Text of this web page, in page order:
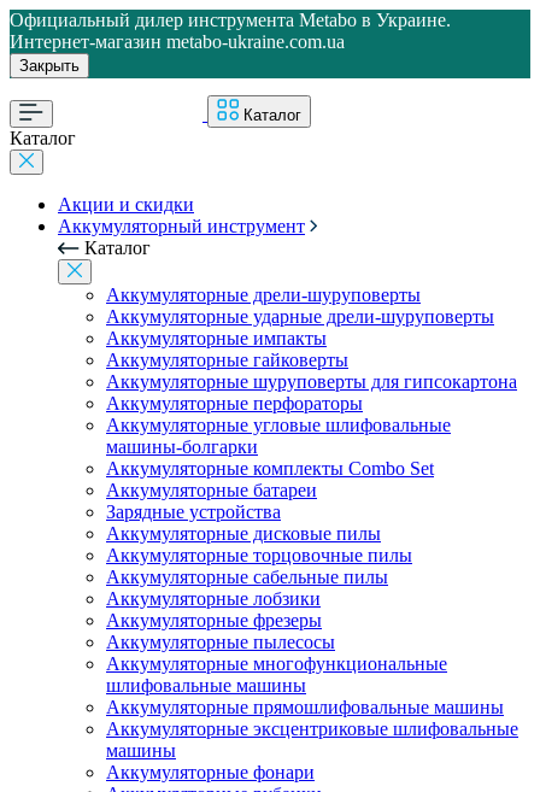
Официальный дилер инструмента Metabo в Украине.
Интернет-магазин metabo-ukraine.com.ua
Закрыть
Каталог
Каталог
Акции и скидки
Аккумуляторный инструмент
Каталог
Аккумуляторные дрели-шуруповерты
Аккумуляторные ударные дрели-шуруповерты
Аккумуляторные импакты
Аккумуляторные гайковерты
Аккумуляторные шуруповерты для гипсокартона
Аккумуляторные перфораторы
Аккумуляторные угловые шлифовальные
машины-болгарки
Аккумуляторные комплекты Combo Set
Аккумуляторные батареи
Зарядные устройства
Аккумуляторные дисковые пилы
Аккумуляторные торцовочные пилы
Аккумуляторные сабельные пилы
Аккумуляторные лобзики
Аккумуляторные фрезеры
Аккумуляторные пылесосы
Аккумуляторные многофункциональные
шлифовальные машины
Аккумуляторные прямошлифовальные машины
Аккумуляторные эксцентриковые шлифовальные
машины
Аккумуляторные фонари